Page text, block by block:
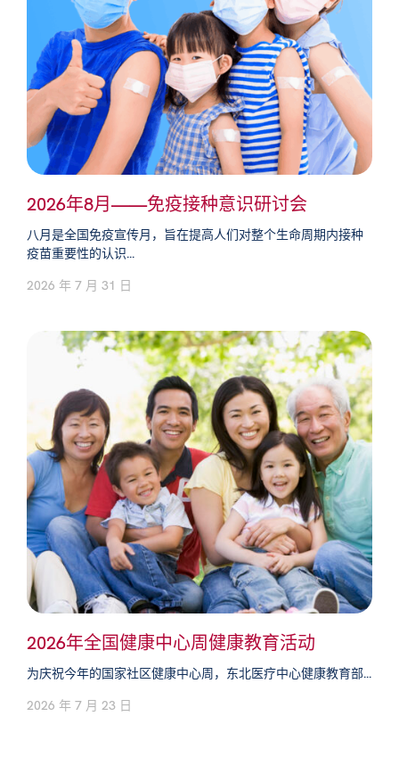
2026年8月——免疫接种意识研讨会
八月是全国免疫宣传月，旨在提高人们对整个生命周期内接种
疫苗重要性的认识...
2026 年 7 月 31 日
2026年全国健康中心周健康教育活动
为庆祝今年的国家社区健康中心周，东北医疗中心健康教育部...
2026 年 7 月 23 日